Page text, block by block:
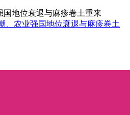
地位衰退与麻疹卷土重来
、农业强国地位衰退与麻疹卷土